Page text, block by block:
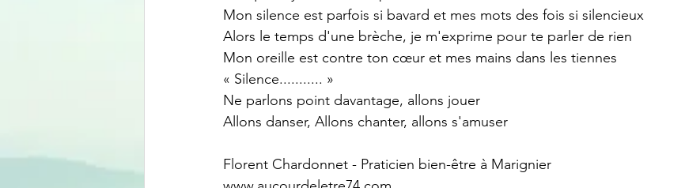
Mon silence est parfois si bavard et mes mots des fois si silencieux
Alors le temps d'une brèche, je m'exprime pour te parler de rien
Mon oreille est contre ton cœur et mes mains dans les tiennes
« Silence........... »
Ne parlons point davantage, allons jouer
Allons danser, Allons chanter, allons s'amuser
Florent Chardonnet - Praticien bien-être à Marignier